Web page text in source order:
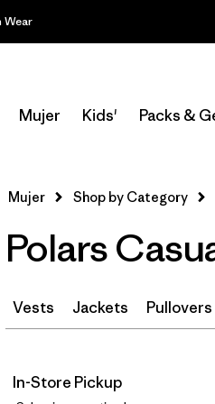
Wear
Mujer Kids' Packs &
Mujer Shop by Category
Polars
Vests Jackets Pullovers
In-Store Pickup